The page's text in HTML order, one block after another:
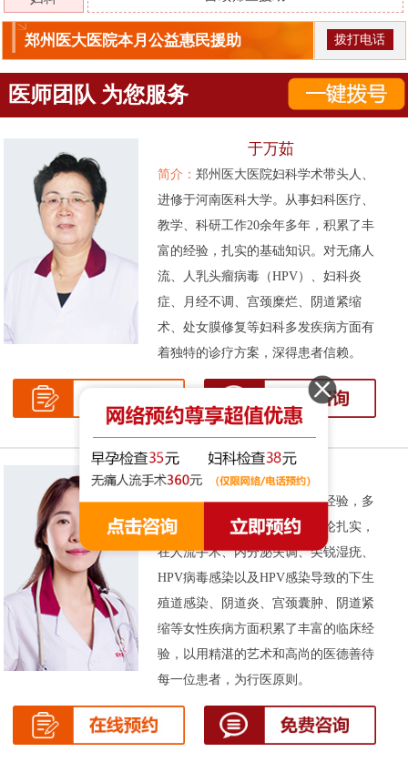
郑州医大医院本月公益惠民援助 拨打电话
医师团队 为您服务
于万茹
简介： 郑州医大医院妇科学术带头人、
进修于河南医科大学。从事妇科医疗、
教学、科研工作20余年多年，积累了丰
富的经验，扎实的基础知识。对无痛人
流、人乳头瘤病毒（HPV）、妇科炎
症、月经不调、宫颈糜烂、阴道紧缩
术、处女膜修复等妇科多发疾病方面有
着独特的诊疗方案，深得患者信赖。
张伟侠
简介：拥有十余年的妇科临床经验，多
次被评为先进工作者。基础理论扎实，
在人流手术、内分泌失调、尖锐湿疣、
HPV病毒感染以及HPV感染导致的下生
殖道感染、阴道炎、宫颈囊肿、阴道紧
缩等女性疾病方面积累了丰富的临床经
验，以用精湛的艺术和高尚的医德善待
每一位患者，为行医原则。